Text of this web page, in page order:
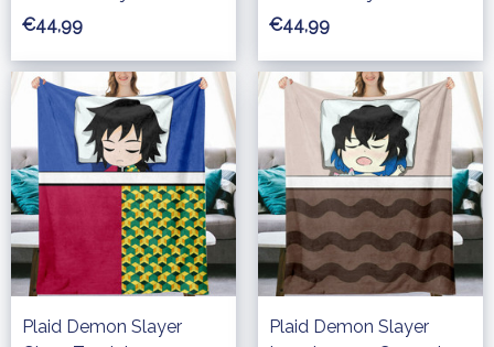
Nezuko 1002 Couverture
Canapé
€44,99
Nezuko Couverture Plaid
€44,99
Plaid Demon Slayer
Plaid Demon Slayer